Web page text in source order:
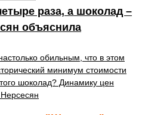
раза, а шоколад –
объяснила
обильным, что в этом
минимум стоимости
шоколад? Динамику цен